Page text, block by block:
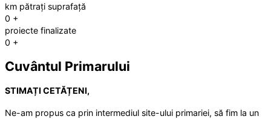
km pătrați suprafață
0 +
proiecte finalizate
0 +
Cuvântul Primarului
STIMAȚI CETĂȚENI,
Ne-am propus ca prin intermediul site-ului primariei, să fim la un